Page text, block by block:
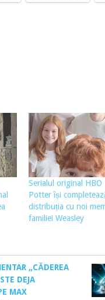
Serialul original HBO
Potter își
distribuția cu noi
familiei Weasley
„CĂDEREA
DEJA
MAX